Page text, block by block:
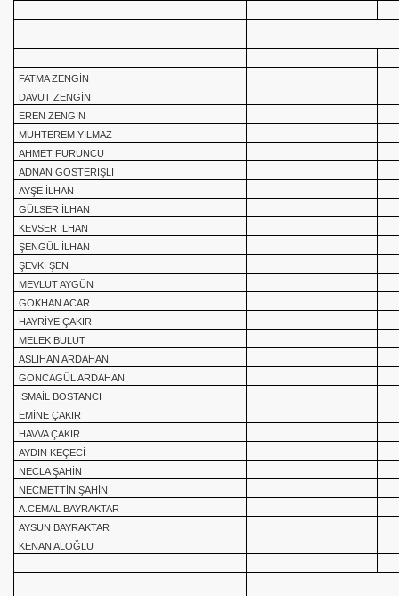
FATMA ZENGİN
DAVUT ZENGİN
EREN ZENGİN
MUHTEREM YILMAZ
AHMET FURUNCU
ADNAN GÖSTERİŞLİ
AYŞE İLHAN
GÜLSER İLHAN
KEVSER İLHAN
ŞENGÜL İLHAN
ŞEVKİ ŞEN
MEVLUT AYGÜN
GÖKHAN ACAR
HAYRİYE ÇAKIR
MELEK BULUT
ASLIHAN ARDAHAN
GONCAGÜL ARDAHAN
İSMAİL BOSTANCI
EMİNE ÇAKIR
HAVVA ÇAKIR
AYDIN KEÇECİ
NECLA ŞAHİN
NECMETTİN ŞAHİN
A.CEMAL BAYRAKTAR
AYSUN BAYRAKTAR
KENAN ALOĞLU